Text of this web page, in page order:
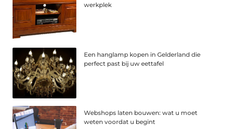
werkplek
Een hanglamp kopen in Gelderland die
perfect past bij uw eettafel
Webshops laten bouwen: wat u moet
weten voordat u begint